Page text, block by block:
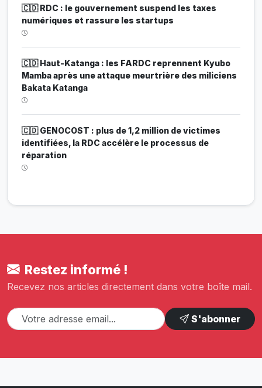
🇨🇩 RDC : le gouvernement suspend les taxes
numériques et rassure les startups
🇨🇩 Haut-Katanga : les FARDC reprennent Kyubo
Mamba après une attaque meurtrière des miliciens
Bakata Katanga
🇨🇩 GENOCOST : plus de 1,2 million de victimes
identifiées, la RDC accélère le processus de
réparation
Restez informé !
Recevez nos articles directement dans votre boîte mail.
S'abonner